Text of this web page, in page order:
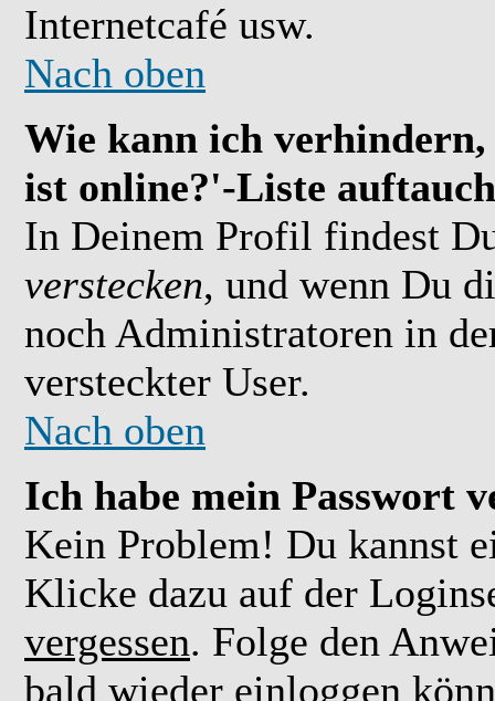
Internetcafé usw.
Nach oben
Wie kann ich
ist online?'-Liste
In Deinem Profil findest
verstecken, und wenn Du
noch Administratoren in
versteckter User.
Nach oben
Ich habe mein Passwort
Kein Problem! Du kannst
Klicke dazu auf der
vergessen. Folge den
bald wieder einloggen